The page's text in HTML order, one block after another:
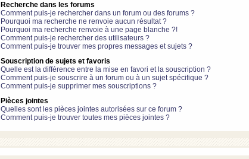
Recherche dans les forums
Comment puis-je rechercher dans un forum ou des forums ?
Pourquoi ma recherche ne renvoie aucun résultat ?
Pourquoi ma recherche renvoie à une page blanche ?!
Comment puis-je rechercher des utilisateurs ?
Comment puis-je trouver mes propres messages et sujets ?
Souscription de sujets et favoris
Quelle est la différence entre la mise en favori et la souscription ?
Comment puis-je souscrire à un forum ou à un sujet spécifique ?
Comment puis-je supprimer mes souscriptions ?
Pièces jointes
Quelles sont les pièces jointes autorisées sur ce forum ?
Comment puis-je trouver toutes mes pièces jointes ?